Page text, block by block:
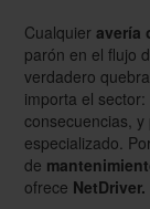
Cualquieravería
parón en el flujo
verdadero
importa el
consecuencias,
especializado.
de
ofrece NetDriver.